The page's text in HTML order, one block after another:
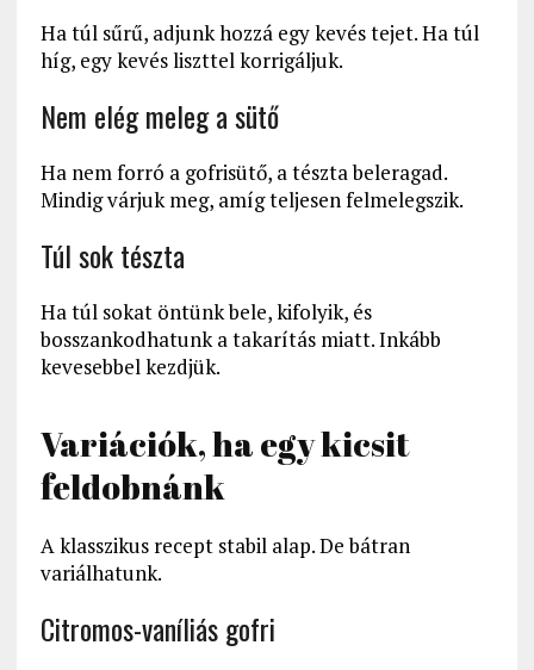
Ha túl sűrű, adjunk hozzá egy kevés tejet. Ha túl
híg, egy kevés liszttel korrigáljuk.
Nem elég meleg a sütő
Ha nem forró a gofrisütő, a tészta beleragad.
Mindig várjuk meg, amíg teljesen felmelegszik.
Túl sok tészta
Ha túl sokat öntünk bele, kifolyik, és
bosszankodhatunk a takarítás miatt. Inkább
kevesebbel kezdjük.
Variációk, ha egy kicsit
feldobnánk
A klasszikus recept stabil alap. De bátran
variálhatunk.
Citromos-vaníliás gofri